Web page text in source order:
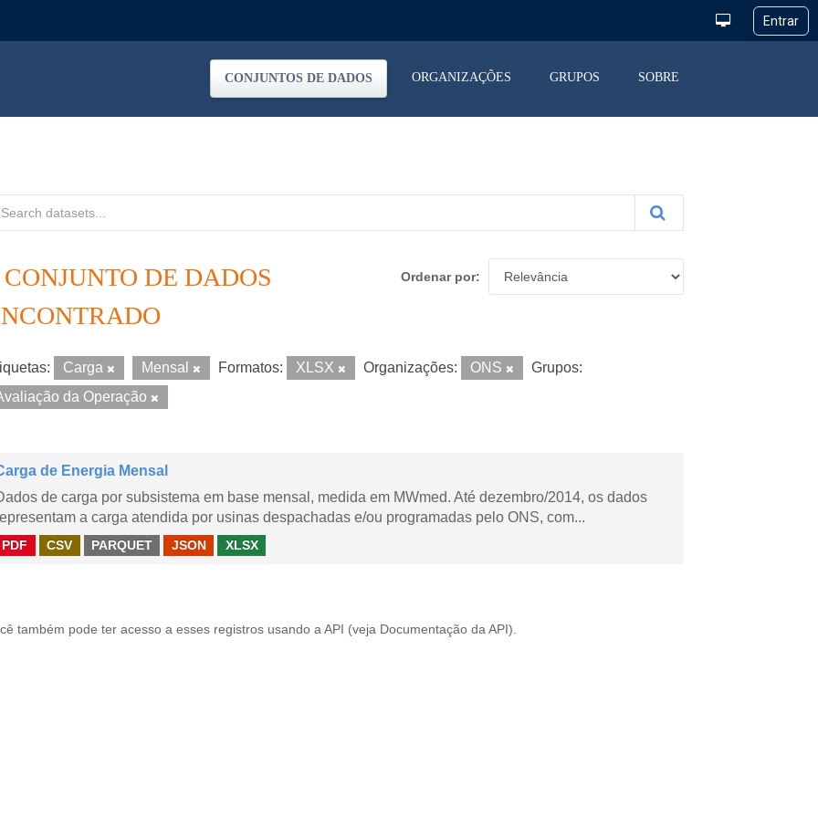
CONJUNTOS DE DADOS ORGANIZAÇÕES GRUPOS SOBRE
Ordenar por
CONJUNTO DE DADOS
Carga Mensal Formatos: XLSX Organizações: ONS
Grupos:
da Operação
de Energia Mensal
de carga por subsistema em base mensal, medida em MWmed. Até dezembro/2014, os dados
a carga atendida por usinas despachadas e/ou programadas pelo ONS, com...
PDF CSV PARQUET JSON XLSX
também pode ter acesso a esses registros usando a API (veja Documentação da API ).